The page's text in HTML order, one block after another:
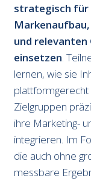
strategisch für
und
einsetzen.
lernen, wie sie
Zielgruppen
ihre Marketing-
integrieren. Im
die auch ohne
messbare